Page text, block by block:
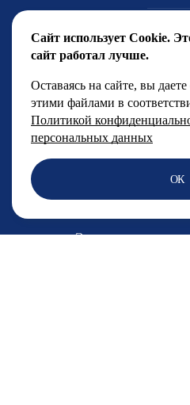
+7 (499)
PR директор
Лиана
Электронная почта
Сайт использует Cookie.
сайт работал лучше.
Оставаясь на сайте, вы
этими файлами в
Политикой
персональных данных
ОК